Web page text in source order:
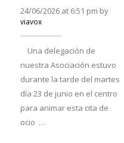
24/06/2026 at 6:51 pm by
viavox
Una delegación de
nuestra Asociación estuvo
durante la tarde del martes
día 23 de junio en el centro
para animar esta cita de
ocio …